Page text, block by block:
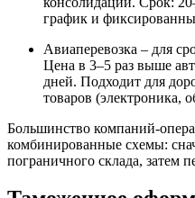
график и
Авиаперевозка – для
Цена в 3–5 раз выше
дней. Подходит для
товаров (электроника,
Большинство компаний-
комбинированные схемы:
пограничного склада, затем